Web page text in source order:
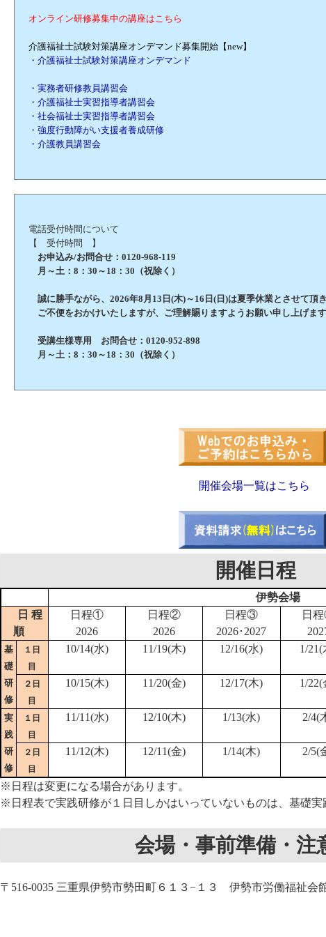
オンライン研修募集中の講座はこちら
介護福祉士試験対策講座オンデマンド募集開始【new】
・介護福祉士試験対策講座オンデマンド
・実務者研修教員講習会
・介護福祉士実習指導者講習会
・社会福祉士実習指導者講習会
・強度行動障がい支援者養成研修
・介護教員講習会
電話受付時間について
【 受付時間 】
お申込み/お問合せ：0120-968-119
月～土：8：30～18：30（祝除く）
誠に勝手ながら、2026年8月13日(木)～16日(日)は夏季休業とさせて頂き
ご不便をおかけいたしますが、ご理解賜りますようお願い申し上げます
受講生様専用 お問合せ：0120-952-898
月～土：8：30～18：30（祝除く）
開催会場一覧はこちら
開催日程
伊勢会場
日 程
順
日程①
2026
日程②
2026
日程③
2026･2027
日
基
礎
研
修
１日
目
10/14(水) 11/19(木) 12/16(水) 1/21(
２日
目
10/15(木) 11/20(金) 12/17(木) 1/22(
実
践
研
修
１日
目
11/11(水) 12/10(木) 1/13(水) 2/4(
２日
目
11/12(木) 12/11(金) 1/14(木) 2/5(
※日程は変更になる場合があります。
※日程表で実践研修が１日目しかはいっていないものは、基礎実
会場・事前準備・注
〒516-0035 三重県伊勢市勢田町６１３−１３ 伊勢市労働福祉会